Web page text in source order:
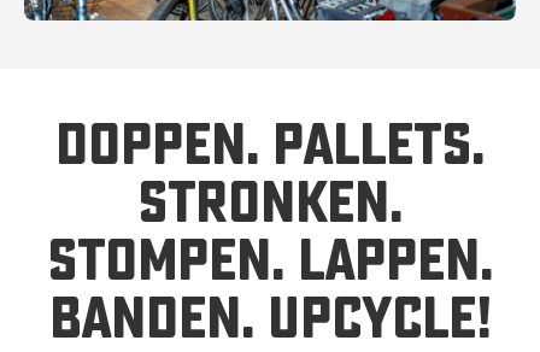
doppen. pallets.
stronken.
stompen. lappen.
banden. upcycle!